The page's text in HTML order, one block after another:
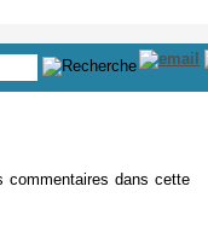
commentaires dans cette